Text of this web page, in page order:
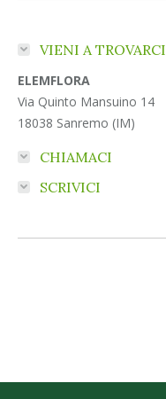
VIENI A TROVARCI
ELEMFLORA
Via Quinto Mansuino 14
18038 Sanremo (IM)
CHIAMACI
SCRIVICI